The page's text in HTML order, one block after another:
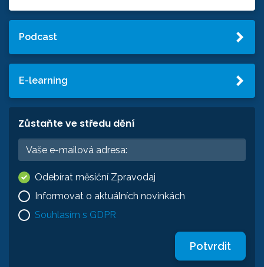
Podcast
E-learning
Zůstaňte ve středu dění
Odebírat měsíční Zpravodaj
Informovat o aktuálních novinkách
Souhlasím s GDPR
Potvrdit